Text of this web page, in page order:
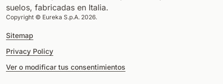
suelos, fabricadas en Italia.
Copyright © Eureka S.p.A. 2026.
Sitemap
Privacy Policy
Ver o modificar tus consentimientos